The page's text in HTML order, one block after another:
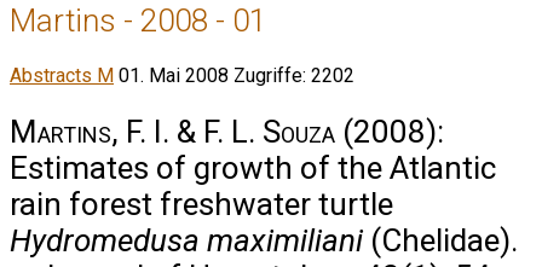
Martins - 2008 - 01
Abstracts M 01. Mai 2008 Zugriffe: 2202
Martins, F. I. & F. L. Souza (2008):
Estimates of growth of the Atlantic
rain forest freshwater turtle
Hydromedusa maximiliani(Chelidae).